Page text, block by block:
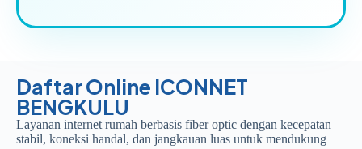
Daftar Online ICONNET
BENGKULU
Layanan internet rumah berbasis fiber optic dengan kecepatan
stabil, koneksi handal, dan jangkauan luas untuk mendukung